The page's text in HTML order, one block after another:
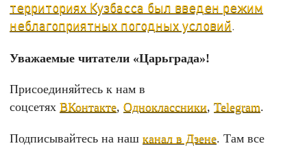
территориях Кузбасса был введен режим
неблагоприятных погодных условий.
Уважаемые читатели «Царьграда»!
Присоединяйтесь к нам в
соцсетяхВКонтакте,Одноклассники,Telegram.
Подписывайтесь на нашканал в Дзене. Там все